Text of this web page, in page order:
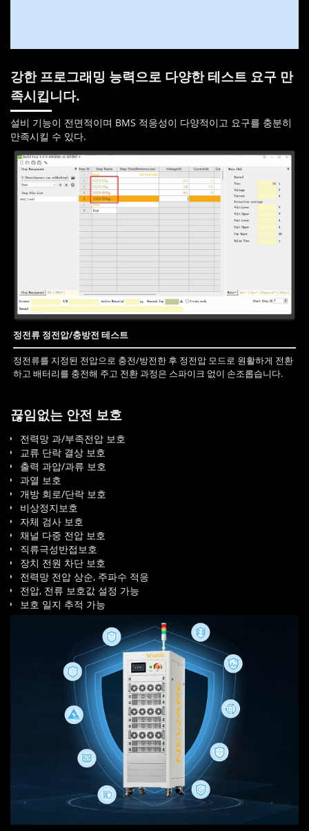
강한 프로그래밍 능력으로 다양한 테스트 요구 만
족시킵니다.
설비 기능이 전면적이며 BMS 적응성이 다양적이고 요구를 충분히
만족시킬 수 있다.
정전류 정전압/충방전 테스트
정전류를 지정된 전압으로 충전/방전한 후 정전압 모드로 원활하게 전환
하고 배터리를 충전해 주고 전환 과정은 스파이크 없이 손조롭습니다.
끊임없는 안전 보호
전력망 과/부족전압 보호
교류 단락 결상 보호
출력 과압/과류 보호
과열 보호
개방 회로/단락 보호
비상정지보호
자체 검사 보호
채널 다중 전압 보호
직류극성반접보호
장치 전원 차단 보호
전력망 전압 상순, 주파수 적응
전압, 전류 보호값 설정 가능
보호 일지 추적 가능